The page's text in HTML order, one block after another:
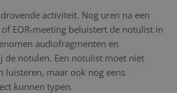
activiteit. Nog uren na een
EOR-meeting beluistert de notulist in
audiofragmenten en
de notulen. Een notulist moet niet
luisteren, maar ook nog eens
kunnen typen.